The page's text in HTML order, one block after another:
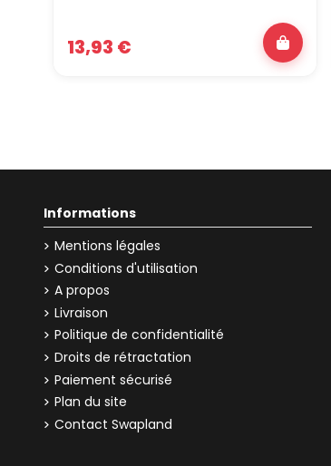
13,93 €
Informations
Mentions légales
Conditions d'utilisation
A propos
Livraison
Politique de confidentialité
Droits de rétractation
Paiement sécurisé
Plan du site
Contact Swapland